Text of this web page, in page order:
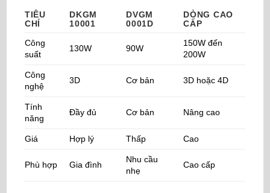
TIÊU
CHÍ
DKGM
10001
DVGM
0001D
DÒNG CAO
CẤP
Công
suất
130W 90W
150W đến
200W
Công
nghệ
3D Cơ bản 3D hoặc 4D
Tính
năng
Đầy đủ Cơ bản Nâng cao
Giá Hợp lý Thấp Cao
Phù hợp Gia đình
Nhu cầu
nhẹ
Cao cấp